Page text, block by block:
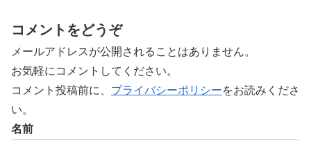
コメントをどうぞ
メールアドレスが公開されることはありません。
お気軽にコメントしてください。
コメント投稿前に、 プライバシーポリシーをお読みくださ
い。
名前